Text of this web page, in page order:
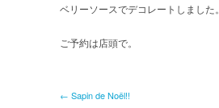
ベリーソースでデコレートしました。
ご予約は店頭で。
← Sapin de Noël!!